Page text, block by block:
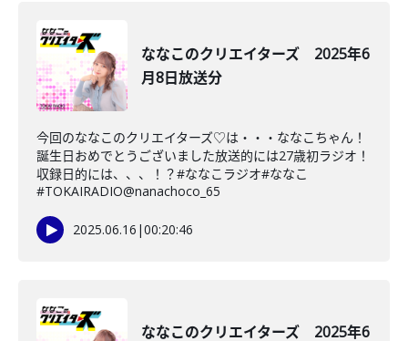
ななこのクリエイターズ 2025年6
月8日放送分
今回のななこのクリエイターズ♡は・・・ななこちゃん！
誕生日おめでとうございました放送的には27歳初ラジオ！
収録日的には、、、！？#ななこラジオ#ななこ
#TOKAIRADIO@nanachoco_65
2025.06.16 |00:20:46
ななこのクリエイターズ 2025年6